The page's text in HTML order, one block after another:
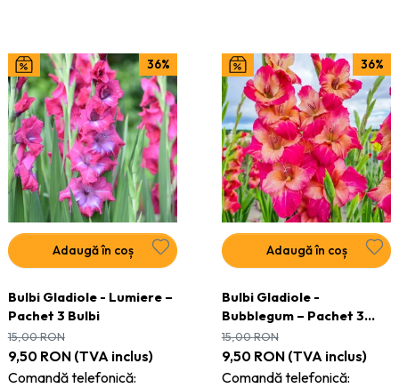
36%
Adaugă în coș
Bulbi Gladiole - Lumiere –
Pachet 3 Bulbi
9,50 RON(TVA inclus)
Comandă telefonică:
15,00RON
36%
Adaugă în coș
Bulbi Gladiole -
Bubblegum – Pachet 3
Bulbi
9,50 RON(TVA inclus)
Comandă telefonică:
15,00RON